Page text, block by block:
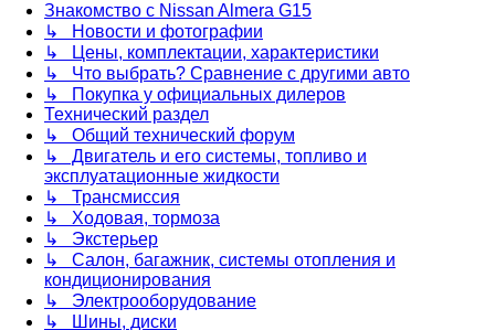
Знакомство с Nissan Almera G15
↳ Новости и фотографии
↳ Цены, комплектации, характеристики
↳ Что выбрать? Сравнение с другими авто
↳ Покупка у официальных дилеров
Технический раздел
↳ Общий технический форум
↳ Двигатель и его системы, топливо и
эксплуатационные жидкости
↳ Трансмиссия
↳ Ходовая, тормоза
↳ Экстерьер
↳ Салон, багажник, системы отопления и
кондиционирования
↳ Электрооборудование
↳ Шины, диски